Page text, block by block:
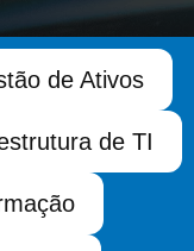
de Ativos
de TI